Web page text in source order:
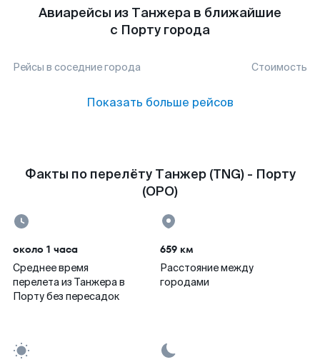
Авиарейсы из Танжера в ближайшие
с Порту города
Рейсы в соседние города Стоимость
Показать больше рейсов
Факты по перелёту Танжер (TNG) - Порту
(OPO)
около 1 часа
Среднее время
перелета из Танжера в
Порту без пересадок
659 км
Расстояние между
городами